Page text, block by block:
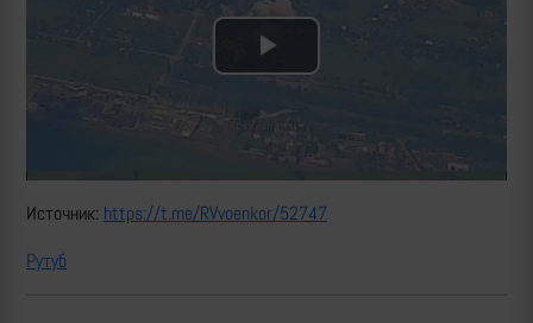
Play
Video
Источник: https://t.me/RVvoenkor/52747
Рутуб